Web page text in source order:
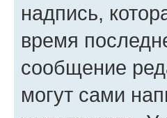
надпись,
время
сообщение
могут сами